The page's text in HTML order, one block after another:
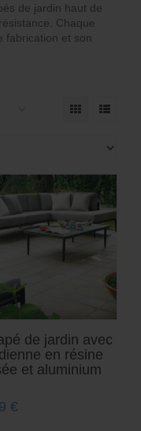
de jardin haut de
Chaque
fabrication et son
de jardin avec
en résine
et aluminium
€